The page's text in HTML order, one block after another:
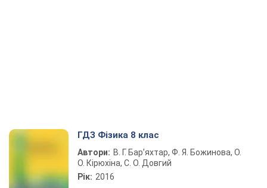
ГДЗ Фізика 8 клас
Автори: В. Г. Бар’яхтар, Ф. Я. Божинова, О.
О. Кірюхіна, С. О. Довгий
Рік: 2016